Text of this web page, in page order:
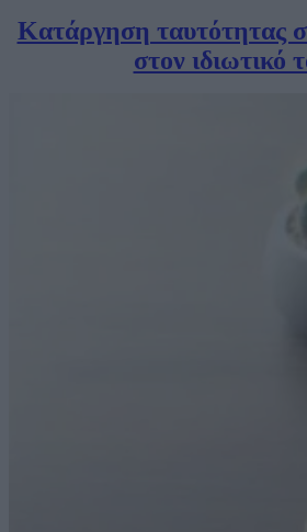
Κατάργηση ταυτότητας
στον ιδιωτικό